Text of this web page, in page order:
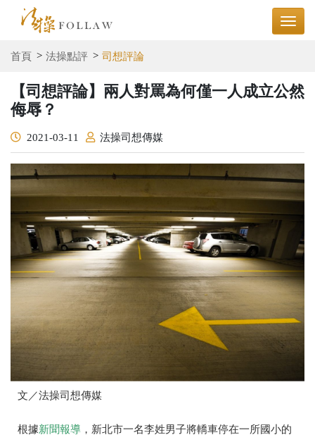
首頁 法操點評 司想評論
【司想評論】兩人對罵為何僅一人成立公然
侮辱？
2021-03-11 法操司想傳媒
文／法操司想傳媒
根據新聞報導 ，新北市一名李姓男子將轎車停在一所國小的